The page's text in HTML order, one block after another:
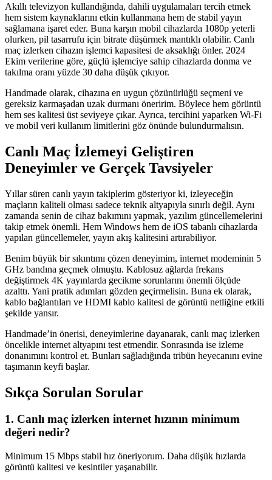
Akıllı televizyon kullandığında, dahili uygulamaları tercih etmek
hem sistem kaynaklarını etkin kullanmana hem de stabil yayın
sağlamana işaret eder. Buna karşın mobil cihazlarda 1080p yeterli
olurken, pil tasarrufu için bitrate düşürmek mantıklı olabilir. Canlı
maç izlerken cihazın işlemci kapasitesi de aksaklığı önler. 2024
Ekim verilerine göre, güçlü işlemciye sahip cihazlarda donma ve
takılma oranı yüzde 30 daha düşük çıkıyor.
Handmade olarak, cihazına en uygun çözünürlüğü seçmeni ve
gereksiz karmaşadan uzak durmanı öneririm. Böylece hem görüntü
hem ses kalitesi üst seviyeye çıkar. Ayrıca, tercihini yaparken Wi-Fi
ve mobil veri kullanım limitlerini göz önünde bulundurmalısın.
Canlı Maç İzlemeyi Geliştiren
Deneyimler ve Gerçek Tavsiyeler
Yıllar süren canlı yayın takiplerim gösteriyor ki, izleyeceğin
maçların kaliteli olması sadece teknik altyapıyla sınırlı değil. Aynı
zamanda senin de cihaz bakımını yapmak, yazılım güncellemelerini
takip etmek önemli. Hem Windows hem de iOS tabanlı cihazlarda
yapılan güncellemeler, yayın akış kalitesini artırabiliyor.
Benim büyük bir sıkıntımı çözen deneyimim, internet modeminin 5
GHz bandına geçmek olmuştu. Kablosuz ağlarda frekans
değiştirmek 4K yayınlarda gecikme sorunlarını önemli ölçüde
azalttı. Yani pratik adımları gözden geçirmelisin. Buna ek olarak,
kablo bağlantıları ve HDMI kablo kalitesi de görüntü netliğine etkili
şekilde yansır.
Handmade’in önerisi, deneyimlerine dayanarak, canlı maç izlerken
öncelikle internet altyapını test etmendir. Sonrasında ise izleme
donanımını kontrol et. Bunları sağladığında tribün heyecanını evine
taşımanın keyfi başlar.
Sıkça Sorulan Sorular
1. Canlı maç izlerken internet hızının minimum
değeri nedir?
Minimum 15 Mbps stabil hız öneriyorum. Daha düşük hızlarda
görüntü kalitesi ve kesintiler yaşanabilir.